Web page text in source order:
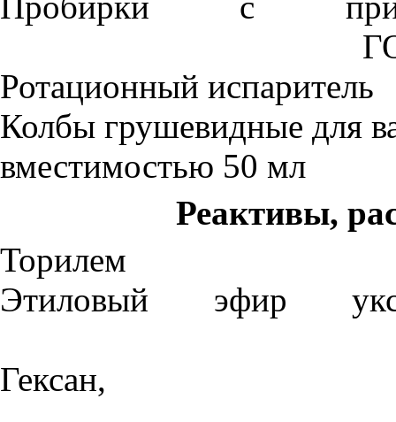
Ротационный испаритель
Колбы грушевидные для
вместимостью 50 мл
Реактивы,
Торилем
Этиловый эфир